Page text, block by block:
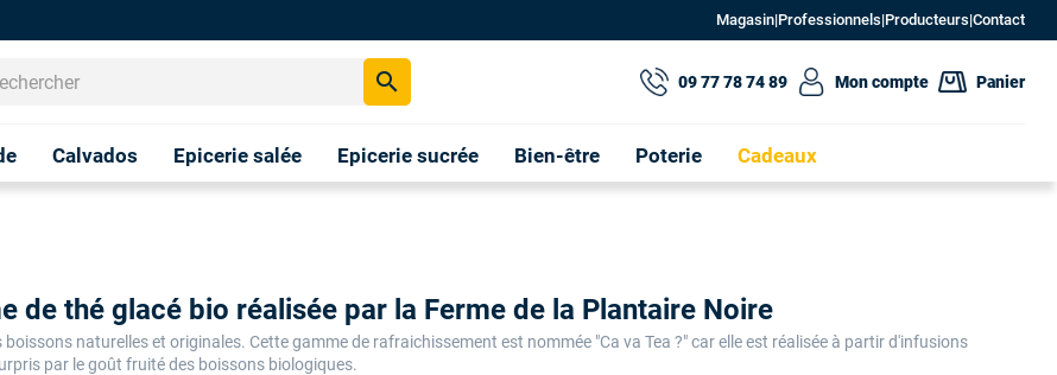
Magasin|Professionnels|Producteurs|Contact
search
Calvados Epicerie salée Epicerie sucrée Bien-être Poterie Cadeaux
09 77 78 74 89 Mon compte Panier
de thé glacé bio réalisée par la Ferme de la Plantaire Noire
naturelles et originales. Cette gamme de rafraichissement est nommée "Ca va Tea ?" car elle est réalisée à partir d'infusions
par le goût fruité des boissons biologiques.